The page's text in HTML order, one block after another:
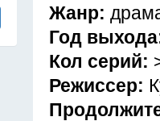
Жанр:
Год
Кол серий:
Режиссер: